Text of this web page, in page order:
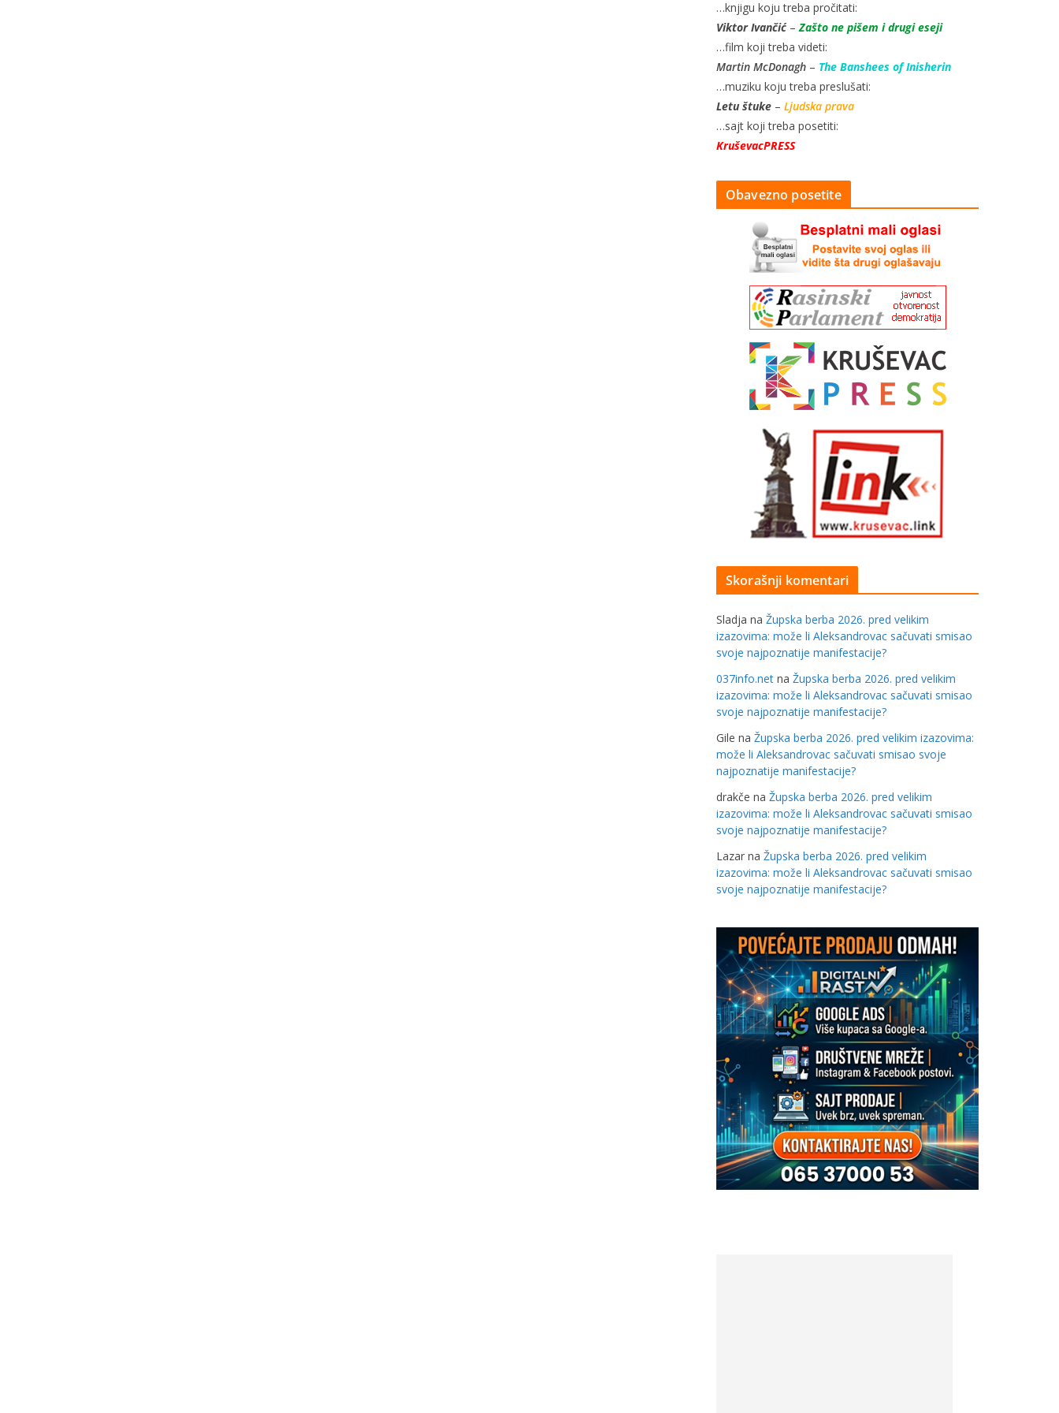
…knjigu koju treba pročitati:
Viktor Ivančić– Zašto ne pišem i drugi eseji
…film koji treba videti:
Martin McDonagh – The Banshees of Inisherin
…muziku koju treba preslušati:
Letu štuke – Ljudska prava
…sajt koji treba posetiti:
KruševacPRESS
Obavezno posetite
Skorašnji komentari
Sladja na Župska berba 2026. pred velikim
izazovima: može li Aleksandrovac sačuvati smisao
svoje najpoznatije manifestacije?
037info.net na Župska berba 2026. pred velikim
izazovima: može li Aleksandrovac sačuvati smisao
svoje najpoznatije manifestacije?
Gile na Župska berba 2026. pred velikim izazovima:
može li Aleksandrovac sačuvati smisao svoje
najpoznatije manifestacije?
drakče na Župska berba 2026. pred velikim
izazovima: može li Aleksandrovac sačuvati smisao
svoje najpoznatije manifestacije?
Lazar na Župska berba 2026. pred velikim
izazovima: može li Aleksandrovac sačuvati smisao
svoje najpoznatije manifestacije?